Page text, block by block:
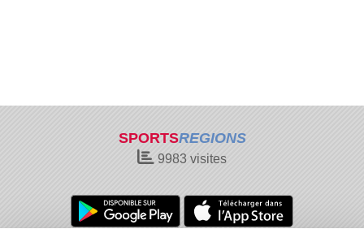
SPORTSREGIONS
9983 visites